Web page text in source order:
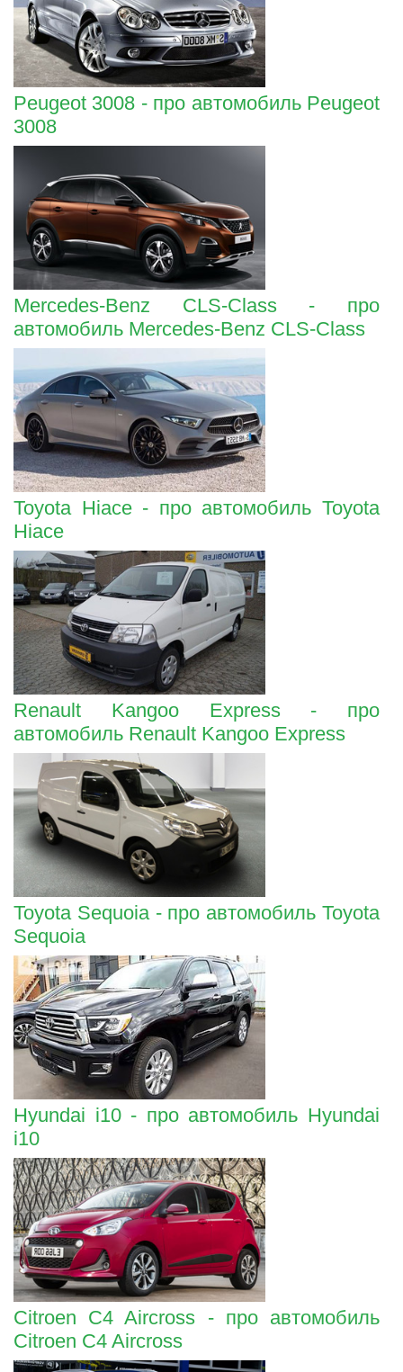
Peugeot 3008 - про автомобиль Peugeot
3008
Mercedes-Benz CLS-Class - про
автомобиль Mercedes-Benz CLS-Class
Toyota Hiace - про автомобиль Toyota
Hiace
Renault Kangoo Express - про
автомобиль Renault Kangoo Express
Toyota Sequoia - про автомобиль Toyota
Sequoia
Hyundai i10 - про автомобиль Hyundai
i10
Citroen C4 Aircross - про автомобиль
Citroen C4 Aircross